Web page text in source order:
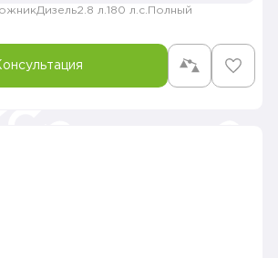
Дизель2.8 л. 180 л.с. Полный